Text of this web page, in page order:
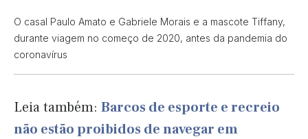
O casal Paulo Amato e Gabriele Morais e a mascote Tiffany,
durante viagem no começo de 2020, antes da pandemia do
coronavírus
Leia também: Barcos de esporte e recreio
não estão proibidos de navegar em